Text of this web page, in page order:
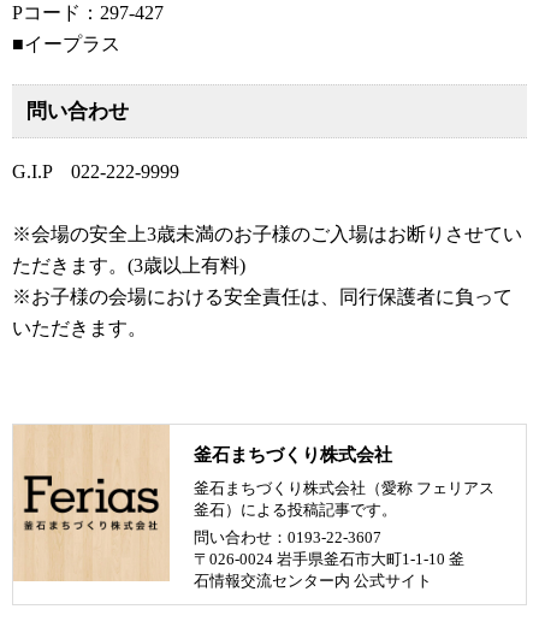
Pコード：297-427
■イープラス
問い合わせ
G.I.P022-222-9999
※会場の安全上3歳未満のお子様のご入場はお断りさせてい
ただきます。(3歳以上有料)
※お子様の会場における安全責任は、同行保護者に負って
いただきます。
釜石まちづくり株式会社
釜石まちづくり株式会社（愛称 フェリアス
釜石）による投稿記事です。
問い合わせ：0193-22-3607
〒026-0024 岩手県釜石市大町1-1-10 釜
石情報交流センター内 公式サイト